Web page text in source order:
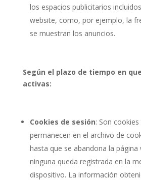
los espacios publicitarios
website, como, por ejemplo, la
se muestran los anuncios.
Según el plazo de tiempo en
activas:
Cookies de sesión: Son
permanecen en el archivo de
hasta que se abandona la
ninguna queda registrada en la
dispositivo. La información